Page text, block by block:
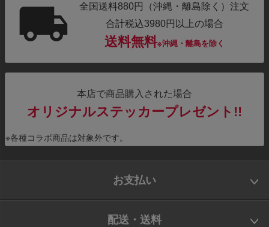
全国送料880円（沖縄・離島除く）注文
合計税込3980円以上の場合
送料無料※沖縄・離島を除く
本店で商品購入された場合
オリジナルステッカープレゼント!!
※各種コラボ商品は対象外です。
お支払い
配送・送料